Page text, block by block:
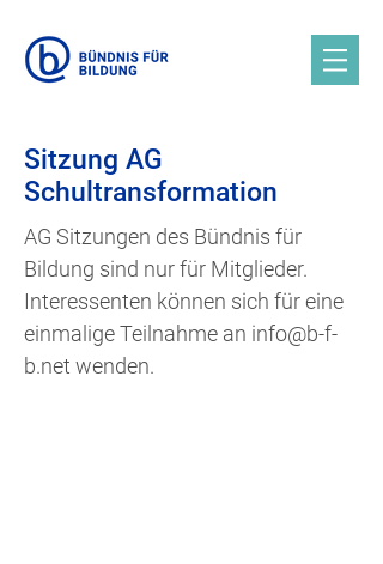
Sitzung AG
Schultransformation
AG Sitzungen des Bündnis für
Bildung sind nur für Mitglieder.
Interessenten können sich für eine
einmalige Teilnahme an info@b-f-
b.net wenden.